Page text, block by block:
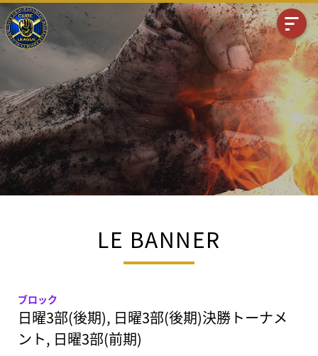
LE BANNER
ブロック
日曜3部(後期), 日曜3部(後期)決勝トーナメ
ント, 日曜3部(前期)